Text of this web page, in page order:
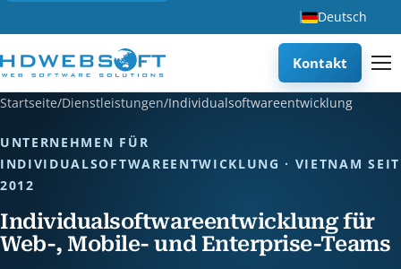
Deutsch
Kontakt
Startseite/Dienstleistungen/Individualsoftwareentwicklung
UNTERNEHMEN FÜR
INDIVIDUALSOFTWAREENTWICKLUNG · VIETNAM SEIT
2012
Individualsoftwareentwicklung für
Web-, Mobile- und Enterprise-Teams